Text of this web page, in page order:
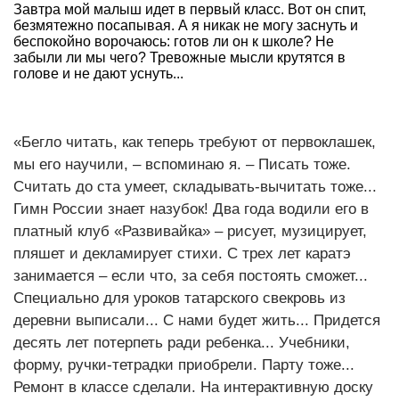
Завтра мой малыш идет в первый класс. Вот он спит,
безмятежно посапывая. А я никак не могу заснуть и
беспокойно ворочаюсь: готов ли он к школе? Не
забыли ли мы чего? Тревожные мысли крутятся в
голове и не дают уснуть...
«Бегло читать, как теперь требуют от первоклашек,
мы его научили, – вспоминаю я. – Писать тоже.
Считать до ста умеет, складывать-вычитать тоже...
Гимн России знает назубок! Два года водили его в
платный клуб «Развивайка» – рисует, музицирует,
пляшет и декламирует стихи. С трех лет каратэ
занимается – если что, за себя постоять сможет...
Специально для уроков татарского свекровь из
деревни выписали... С нами будет жить... Придется
десять лет потерпеть ради ребенка... Учебники,
форму, ручки-тетрадки приобрели. Парту тоже...
Ремонт в классе сделали. На интерактивную доску